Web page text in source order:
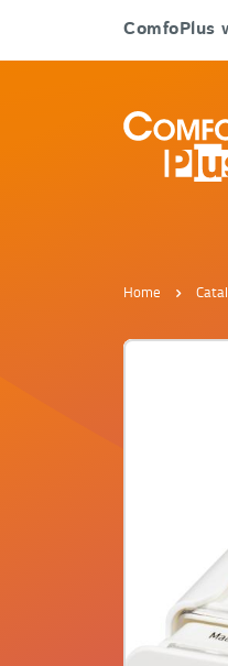
Home
ComfoPlus
ComfoPlus
Homepagina